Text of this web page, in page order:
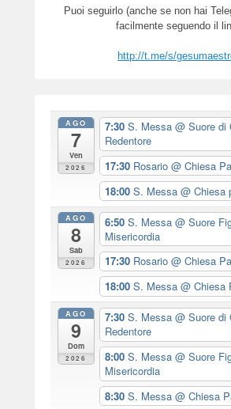
Puoi seguirlo (anche se non hai
facilmente seguendo il
http://t.me/s/
AGO
7
Ven
2026
7:30 S. Messa @ Suore di
Redentore
17:30 Rosario @ Chiesa
18:00 S. Messa @ Chiesa
AGO
8
Sab
2026
6:50 S. Messa @ Suore
Misericordia
17:30 Rosario @ Chiesa
18:00 S. Messa @ Chiesa
AGO
9
Dom
2026
7:30 S. Messa @ Suore di
Redentore
8:00 S. Messa @ Suore
Misericordia
8:30 S. Messa @ Chiesa